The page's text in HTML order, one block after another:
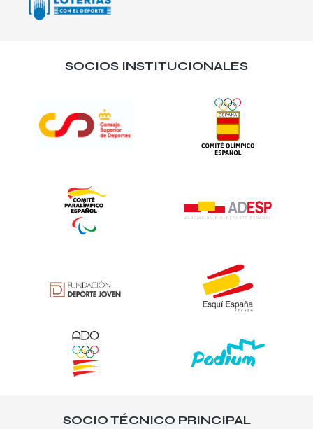
SOCIOS INSTITUCIONALES
SOCIO TÉCNICO PRINCIPAL